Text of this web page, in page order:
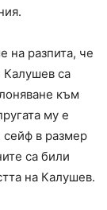
на разпита, че
Калушев са
към
му е
сейф в размер
са били
на Калушев.